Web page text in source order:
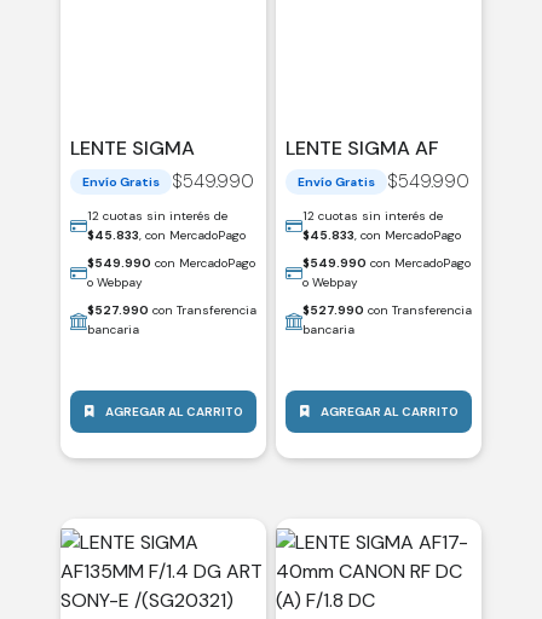
LENTE SIGMA
AF15MM FUJI-X DC
F/1.4 (C) / 406752
$549.990
Envío Gratis
12 cuotas sin interés de
$45.833, con MercadoPago
$549.990 con MercadoPago
o Webpay
$527.990 con Transferencia
bancaria
AGREGAR AL CARRITO
LENTE SIGMA AF
15MM SONY-E DC
F/1.4 (C) / 406633
$549.990
Envío Gratis
12 cuotas sin interés de
$45.833, con MercadoPago
$549.990 con MercadoPago
o Webpay
$527.990 con Transferencia
bancaria
AGREGAR AL CARRITO